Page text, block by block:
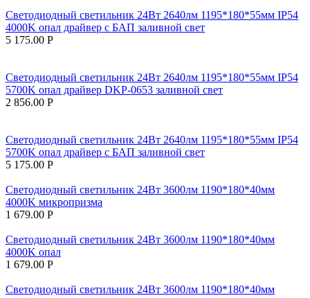
Светодиодный светильник 24Вт 2640лм 1195*180*55мм IP54
4000K опал драйвер с БАП заливной свет
5 175.00 Р
Светодиодный светильник 24Вт 2640лм 1195*180*55мм IP54
5700K опал драйвер DKP-0653 заливной свет
2 856.00 Р
Светодиодный светильник 24Вт 2640лм 1195*180*55мм IP54
5700K опал драйвер с БАП заливной свет
5 175.00 Р
Светодиодный светильник 24Вт 3600лм 1190*180*40мм
4000K микропризма
1 679.00 Р
Светодиодный светильник 24Вт 3600лм 1190*180*40мм
4000K опал
1 679.00 Р
Светодиодный светильник 24Вт 3600лм 1190*180*40мм